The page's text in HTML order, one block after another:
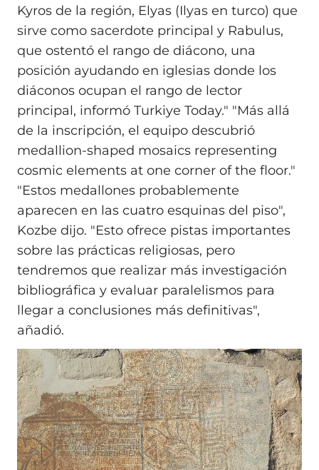
Kyros de la región, Elyas (Ilyas en turco) que
sirve como sacerdote principal y Rabulus,
que ostentó el rango de diácono, una
posición ayudando en iglesias donde los
diáconos ocupan el rango de lector
principal, informó Turkiye Today." "Más allá
de la inscripción, el equipo descubrió
medallion-shaped mosaics representing
cosmic elements at one corner of the floor."
"Estos medallones probablemente
aparecen en las cuatro esquinas del piso",
Kozbe dijo. "Esto ofrece pistas importantes
sobre las prácticas religiosas, pero
tendremos que realizar más investigación
bibliográfica y evaluar paralelismos para
llegar a conclusiones más definitivas",
añadió.